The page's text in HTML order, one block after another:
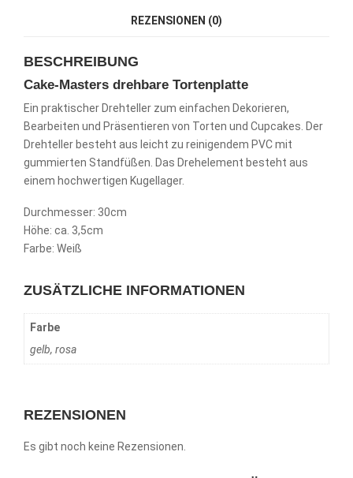
REZENSIONEN (0)
BESCHREIBUNG
Cake-Masters drehbare Tortenplatte
Ein praktischer Drehteller zum einfachen Dekorieren,
Bearbeiten und Präsentieren von Torten und Cupcakes. Der
Drehteller besteht aus leicht zu reinigendem PVC mit
gummierten Standfüßen. Das Drehelement besteht aus
einem hochwertigen Kugellager.
Durchmesser: 30cm
Höhe: ca. 3,5cm
Farbe: Weiß
ZUSÄTZLICHE INFORMATIONEN
Farbe
gelb, rosa
REZENSIONEN
Es gibt noch keine Rezensionen.